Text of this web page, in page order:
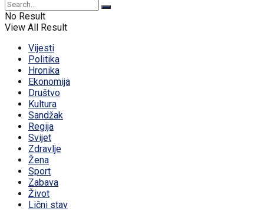
No Result
View All Result
Vijesti
Politika
Hronika
Ekonomija
Društvo
Kultura
Sandžak
Regija
Svijet
Zdravlje
Žena
Sport
Zabava
Život
Lični stav